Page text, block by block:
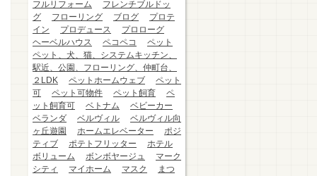
フルリフォーム
フレンチブルドッ
グ
フローリング ブログ
プロテ
イン
プロデュース
プロローグ
ヘーベルハウス
ペコペコ
ペット
ペット、犬、猫、システムキッチン、
駅近、公園、フローリング、仲町台、
２LDK
ペットホームウェブ
ペット
可
ペット可物件 ペット飼育
ペ
ット飼育可
ベトナム
ベビーカー
ベランダ
ベルヴィル
ベルヴィル向
ヶ丘遊園
ホームエレベーター
ポジ
ティブ
ポテトフリッター
ホテル
ボリューム
ボンボヤージュ
マーク
シティ
マイホーム マスク
まつ